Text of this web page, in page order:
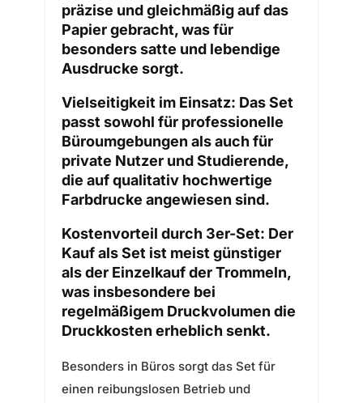
präzise und gleichmäßig auf das
Papier gebracht, was für
besonders satte und lebendige
Ausdrucke sorgt.
Vielseitigkeit im Einsatz: Das Set
passt sowohl für professionelle
Büroumgebungen als auch für
private Nutzer und Studierende,
die auf qualitativ hochwertige
Farbdrucke angewiesen sind.
Kostenvorteil durch 3er-Set: Der
Kauf als Set ist meist günstiger
als der Einzelkauf der Trommeln,
was insbesondere bei
regelmäßigem Druckvolumen die
Druckkosten erheblich senkt.
Besonders in Büros sorgt das Set für
einen reibungslosen Betrieb und